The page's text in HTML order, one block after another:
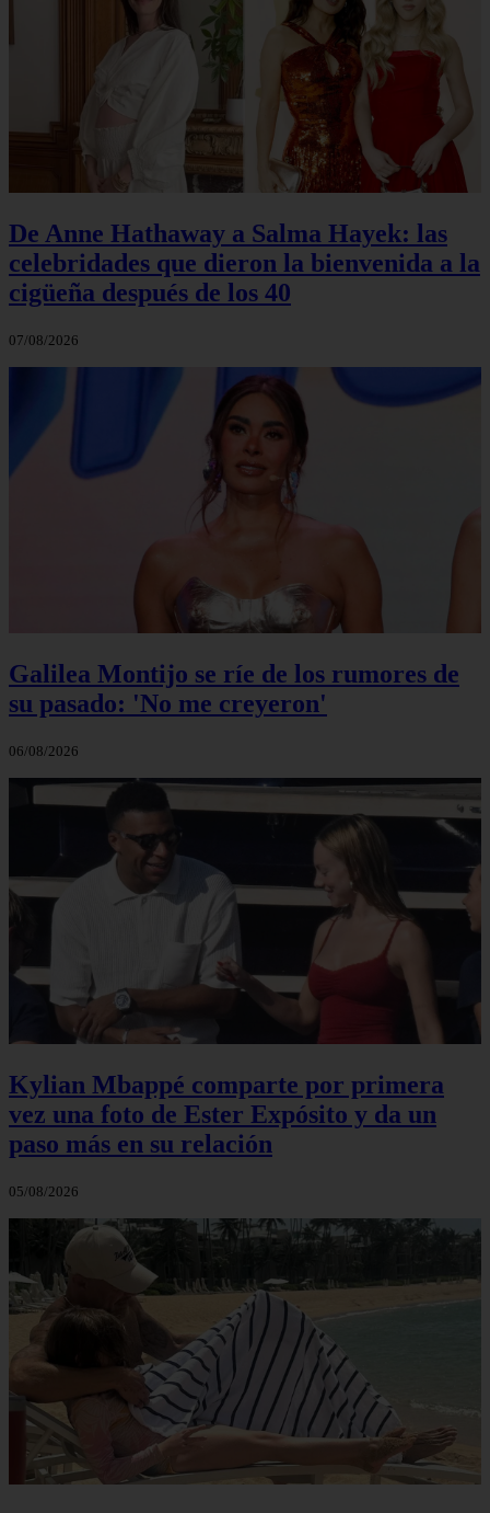
De Anne Hathaway a Salma Hayek: las
celebridades que dieron la bienvenida a la
cigüeña después de los 40
07/08/2026
Galilea Montijo se ríe de los rumores de
su pasado: 'No me creyeron'
06/08/2026
Kylian Mbappé comparte por primera
vez una foto de Ester Expósito y da un
paso más en su relación
05/08/2026